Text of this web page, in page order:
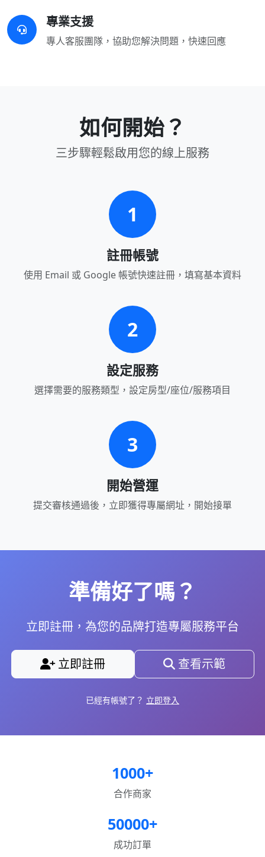
專業支援
專人客服團隊，協助您解決問題，快速回應
如何開始？
三步驟輕鬆啟用您的線上服務
1
註冊帳號
使用 Email 或 Google 帳號快速註冊，填寫基本資料
2
設定服務
選擇需要的服務類型，設定房型/座位/服務項目
3
開始營運
提交審核通過後，立即獲得專屬網址，開始接單
準備好了嗎？
立即註冊，為您的品牌打造專屬服務平台
立即註冊 查看示範
已經有帳號了？ 立即登入
1000+
合作商家
50000+
成功訂單